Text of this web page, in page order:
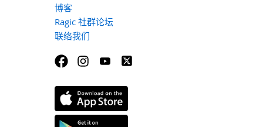
博客
Ragic 社群论坛
联络我们